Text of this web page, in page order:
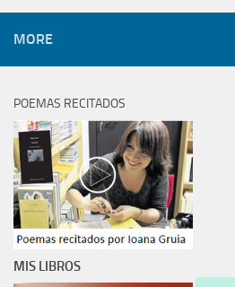
MORE
POEMAS RECITADOS
MIS LIBROS